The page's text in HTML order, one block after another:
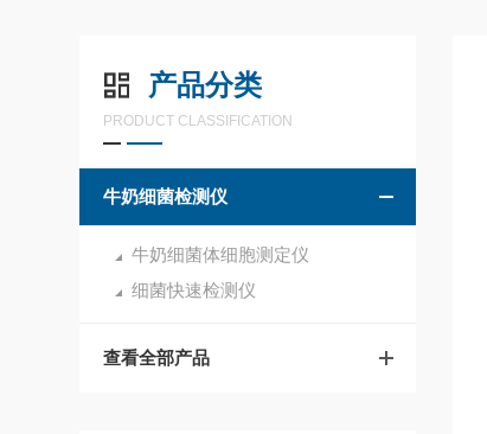
产品分类
PRODUCT CLASSIFICATION
牛奶细菌检测仪
牛奶细菌体细胞测定仪
细菌快速检测仪
查看全部产品